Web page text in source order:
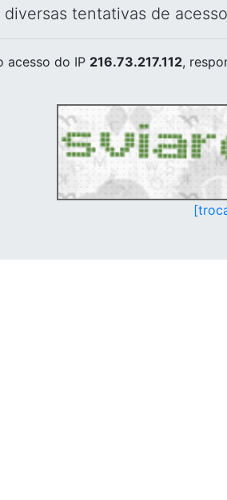
diversas tentativas de
acesso do IP 216.73.217.112,